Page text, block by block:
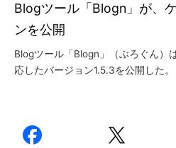
Blogツール「Blogn」が、
ンを公開
Blogツール「Blogn」（ぶろぐん）
応したバージョン1.5.3を公開した。